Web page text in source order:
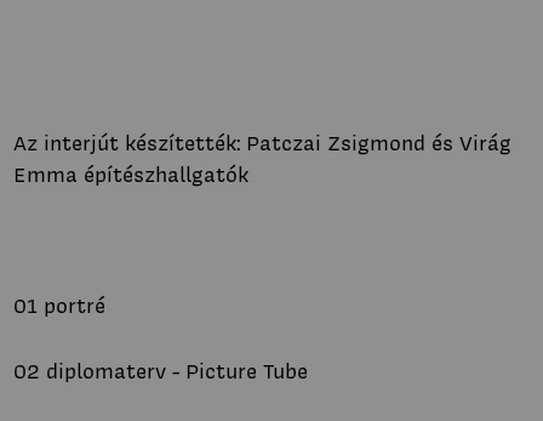
Az interjút készítették: Patczai Zsigmond és Virág
Emma építészhallgatók
01 portré
02 diplomaterv - Picture Tube